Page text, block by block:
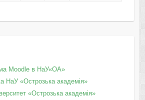
Moodle в НаУ«ОА»
НаУ «Острозька академія»
«Острозька академія»